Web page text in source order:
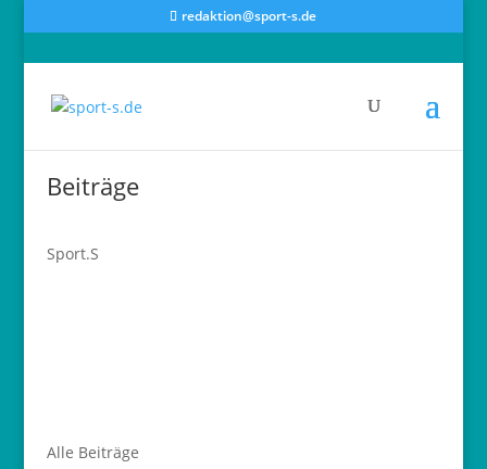
redaktion@sport-s.de
Beiträge
Sport.S
Alle Beiträge